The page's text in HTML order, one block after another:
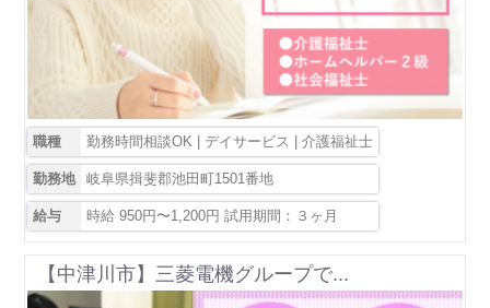
職種 勤務時間相談OK | デイサービス | 介護福祉士
勤務地 岐阜県揖斐郡池田町1501番地
給与 時給 950円〜1,200円 試用期間：３ヶ月
【中津川市】三菱電機グループで...